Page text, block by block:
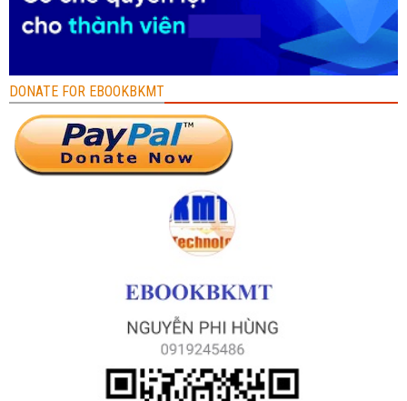
DONATE FOR EBOOKBKMT